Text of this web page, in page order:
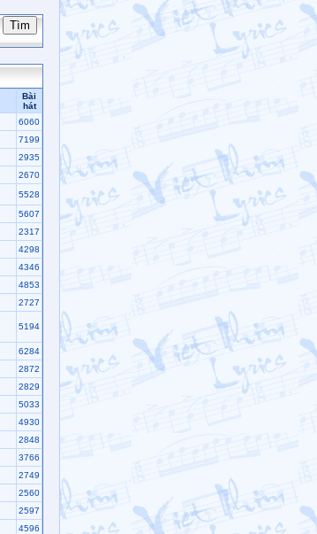
Bài
hát
6060
7199
2935
2670
5528
5607
2317
4298
4346
4853
2727
5194
6284
2872
2829
5033
4930
2848
3766
2749
2560
2597
4596